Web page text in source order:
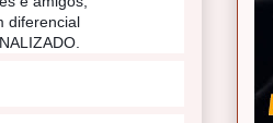
diferencial